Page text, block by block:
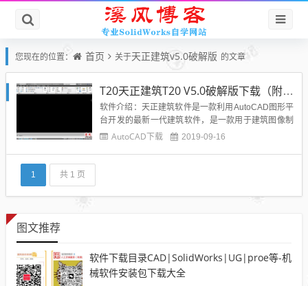
您现在的位置： 首页 关于天正建筑v5.0破解版 的文章
T20天正建筑T20 V5.0破解版下载（附安装教程）
软件介绍：天正建筑软件是一款利用AutoCAD图形平
台开发的最新一代建筑软件，是一款用于建筑图像制
作的专业软件。可以给用户更加出色的操作体验，整
AutoCAD下载 2019-09-16
1 共 1 页
图文推荐
软件下载目录CAD|SolidWorks|UG|proe等-机
械软件安装包下载大全